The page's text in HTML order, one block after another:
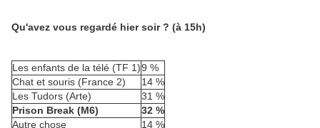
Qu'avez vous regardé hier soir ? (à 15h)
Les enfants de la télé (TF 1)9 %
Chat et souris (France 2)
14 %
Les Tudors (Arte)
31 %
Prison Break (M6)
32 %
Autre chose
14 %